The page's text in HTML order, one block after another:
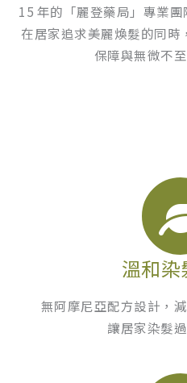
15 年的「麗登藥局」專業
在居家追求美麗煥髮的同
保障與無微不
溫和染
無阿摩尼亞配方設計，
讓居家染髮